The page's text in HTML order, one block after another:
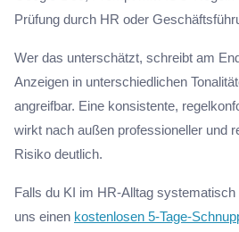
Prüfung durch HR oder
Wer das unterschätzt, schreibt am
Anzeigen in unterschiedlichen
angreifbar. Eine konsistente,
wirkt nach außen professioneller und
Risiko deutlich.
Falls du KI im HR-Alltag
uns einen kostenlosen 5-Tage-